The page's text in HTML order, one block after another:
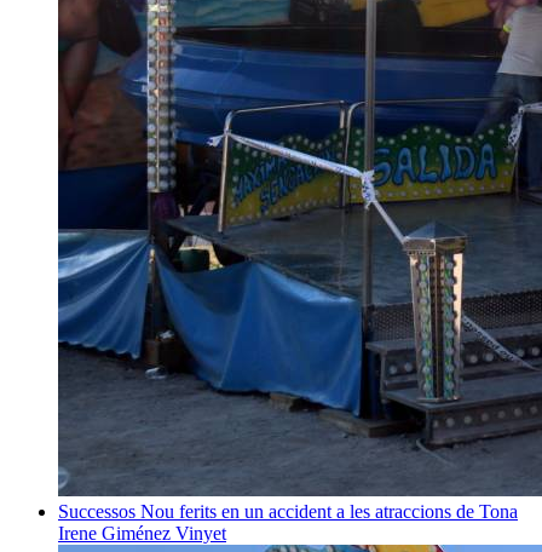
Successos Nou ferits en un accident a les atraccions de Tona
Irene Giménez Vinyet